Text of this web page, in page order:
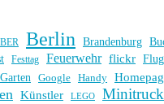
BER Berlin Brandenburg
Festtag Feuerwehr flickr
Garten Google Handy
Künstler LEGO Minitruck